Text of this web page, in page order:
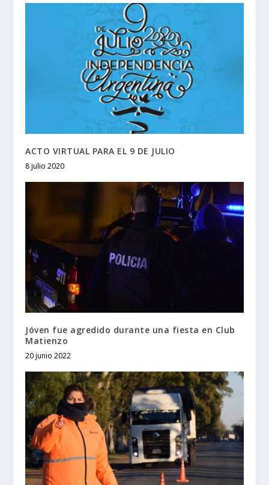
ACTO VIRTUAL PARA EL 9 DE JULIO
8 julio 2020
Jóven fue agredido durante una fiesta en Club
Matienzo
20 junio 2022